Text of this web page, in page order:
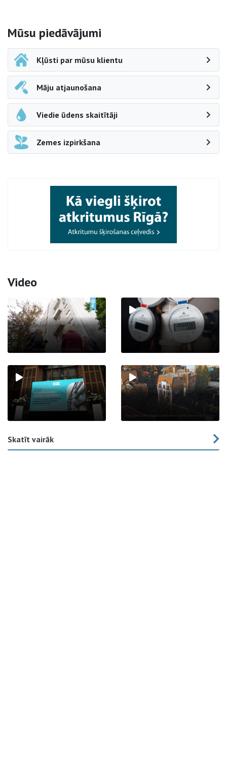
Sāna navigācija
Mūsu piedāvājumi
Kļūsti par mūsu klientu
Māju atjaunošana
Viedie ūdens skaitītāji
Zemes izpirkšana
Video
Skatīt vairāk